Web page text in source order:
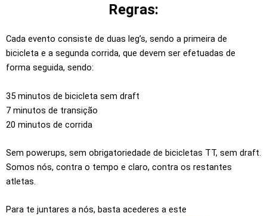
Regras:
Cada evento consiste de duas leg’s, sendo a primeira de
bicicleta e a segunda corrida, que devem ser efetuadas de
forma seguida, sendo:
35 minutos de bicicleta sem draft
7 minutos de transição
20 minutos de corrida
Sem powerups, sem obrigatoriedade de bicicletas TT, sem draft.
Somos nós, contra o tempo e claro, contra os restantes
atletas.
Para te juntares a nós, basta acederes a este